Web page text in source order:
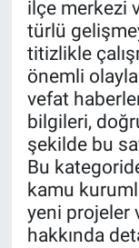
ilçe merkezi
türlü
titizlikle
önemli
vefat
bilgileri,
şekilde bu
Bu
kamu
yeni projeler
hakkında
Resmi
Sağlık
Siyaset
Spor
Yerel